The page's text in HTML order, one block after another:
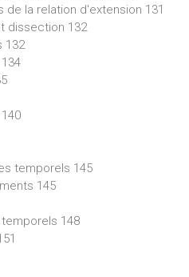
la relation d'extension 131
dissection 132
132
temporels 145
145
148